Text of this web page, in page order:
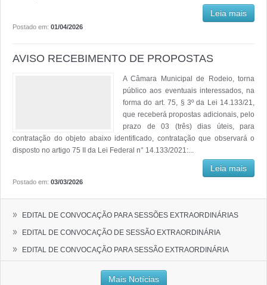
Leia mais
Postado em: 01/04/2026
AVISO RECEBIMENTO DE PROPOSTAS
A Câmara Municipal de Rodeio, torna
público aos eventuais interessados, na
forma do art. 75, § 3º da Lei 14.133/21,
que receberá propostas adicionais, pelo
prazo de 03 (três) dias úteis, para
contratação do objeto abaixo identificado, contratação que observará o
disposto no artigo 75 II da Lei Federal n° 14.133/2021:...
Leia mais
Postado em: 03/03/2026
» EDITAL DE CONVOCAÇÃO PARA SESSÕES EXTRAORDINÁRIAS
» EDITAL DE CONVOCAÇÃO DE SESSÃO EXTRAORDINÁRIA
» EDITAL DE CONVOCAÇÃO PARA SESSÃO EXTRAORDINÁRIA
Mais Notícias